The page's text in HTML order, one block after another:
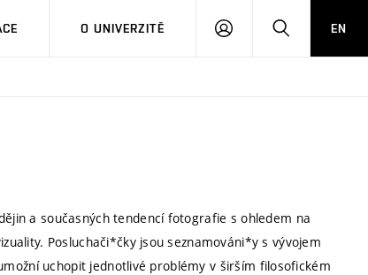
O UNIVERZITĚ
PŘIHLÁSIT HLEDATEN
a současných tendencí fotografie s ohledem na
Posluchači*čky jsou seznamováni*y s vývojem
uchopit jednotlivé problémy v širším filosofickém